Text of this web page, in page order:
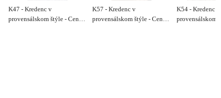
K47 - Kredenc v
provensálskom štýle - Cena
K57 - Kredenc v
provensálskom štýle - Cena
K54 - Kredenc v
provensálskom